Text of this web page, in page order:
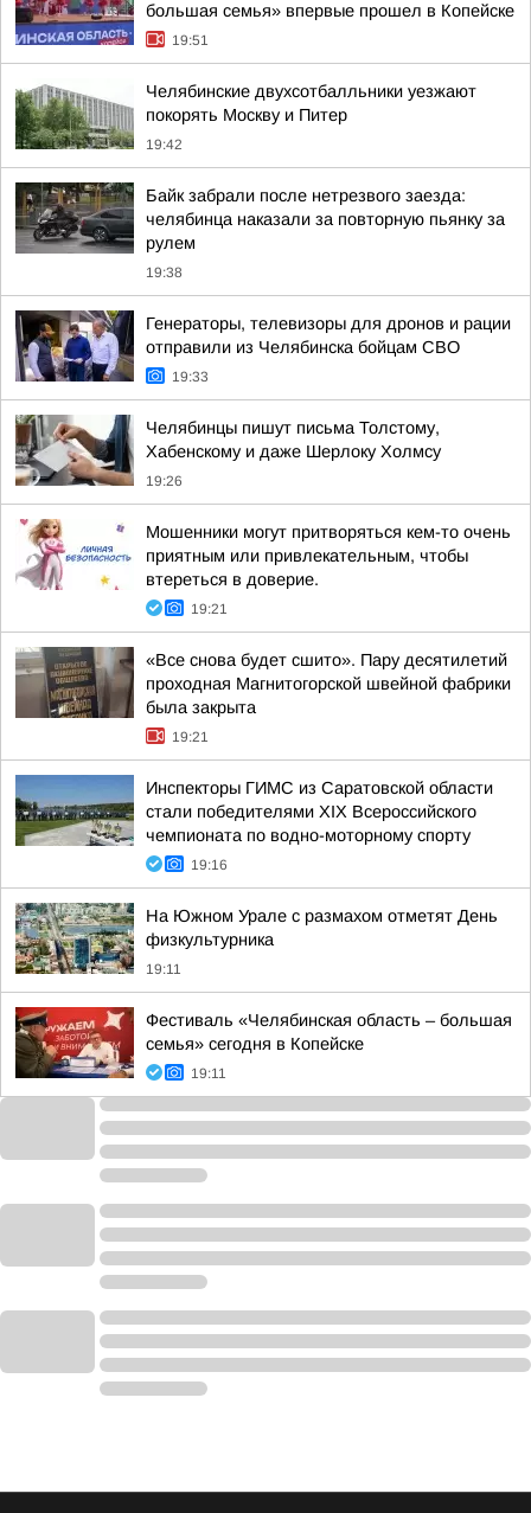
большая семья» впервые прошел в Копейске
19:51
Челябинские двухсотбалльники уезжают
покорять Москву и Питер
19:42
Байк забрали после нетрезвого заезда:
челябинца наказали за повторную пьянку за
рулем
19:38
Генераторы, телевизоры для дронов и рации
отправили из Челябинска бойцам СВО
19:33
Челябинцы пишут письма Толстому,
Хабенскому и даже Шерлоку Холмсу
19:26
Мошенники могут притворяться кем-то очень
приятным или привлекательным, чтобы
втереться в доверие.
19:21
«Все снова будет сшито». Пару десятилетий
проходная Магнитогорской швейной фабрики
была закрыта
19:21
Инспекторы ГИМС из Саратовской области
стали победителями XIX Всероссийского
чемпионата по водно-моторному спорту
19:16
На Южном Урале с размахом отметят День
физкультурника
19:11
Фестиваль «Челябинская область – большая
семья» сегодня в Копейске
19:11